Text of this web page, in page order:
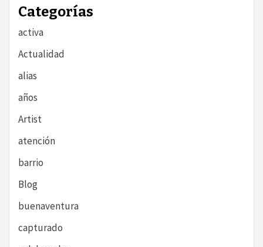
Categorías
activa
Actualidad
alias
años
Artist
atención
barrio
Blog
buenaventura
capturado